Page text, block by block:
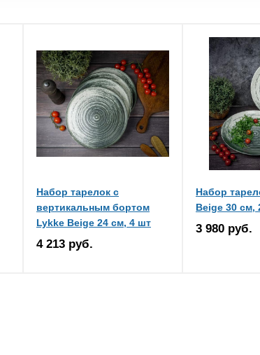
Набор тарелок с
вертикальным бортом
Lykke Beige 24 см, 4 шт
4 213 руб.
Набор
Beige 30 см,
3 980 руб.